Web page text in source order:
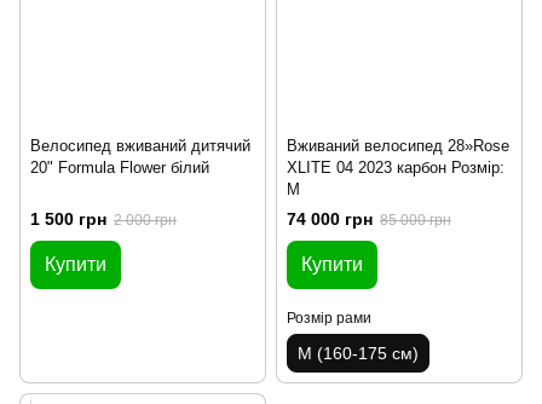
Велосипед вживаний дитячий
20" Formula Flower білий
1 500 грн 2 000 грн
Купити
Вживаний велосипед 28»Rose
XLITE 04 2023 карбон Розмір:
М
74 000 грн 85 000 грн
Купити
Розмір рами
M (160-175 см)